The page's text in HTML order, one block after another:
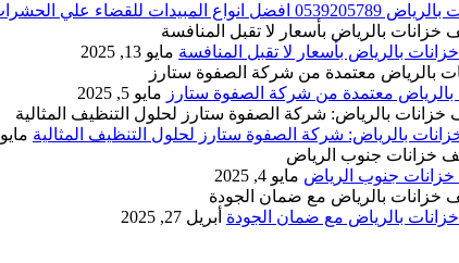
للقضاء علي الحشرات
بالرياض بأسعار لا تقبل المنافسة مايو 13, 2025
معتمدة من شركة الصفوة ستارز مايو 5, 2025
بالرياض: شركة الصفوة ستارز لحلول التنظيف المثالية مايو 4, 2025
جنوب الرياض مايو 4, 2025
بالرياض مع ضمان الجودة أبريل 27, 2025